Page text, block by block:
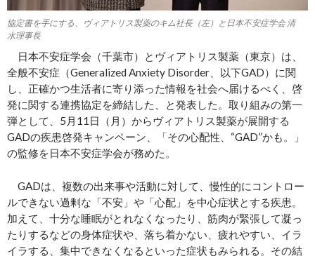
協定書を手にする、ヴィアトリス製薬のキム社長（左）と日本不安症学会 清
水理事長
日本不安症学会（千葉市）とヴィアトリス製薬（東京）は、
全般不安症（Generalized Anxiety Disorder、以下GAD）に関
し、正確かつ生活者に寄り添った情報を社会へ届けるべく、啓
発に関する連携協定を締結した、と発表した。取り組みの第一
弾として、5月11日（月）からヴィアトリス製薬が展開する
GADの疾患啓発キャンペーン、「その心配性、“GAD”かも。」
の監修を日本不安症学会が務めた。
GADは、複数の出来事や活動に対して、慢性的にコントロー
ルできない過剰な「不安」や「心配」を中心症状とする疾患。
加えて、十分な睡眠がとれなくなったり、筋肉が緊張して凝っ
たりするなどの身体症状や、落ち着かない、疲れやすい、イラ
イラする、集中できなくなるといった症状もみられる。その結